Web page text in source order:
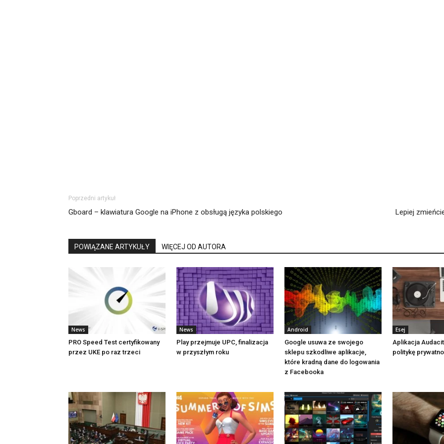
Poprzedni artykuł
Gboard – klawiatura Google na iPhone z obsługą języka polskiego Lepiej
POWIĄZANE ARTYKUŁY WIĘCEJ OD AUTORA
News
PRO Speed Test certyfikowany
przez UKE po raz trzeci
News
Play przejmuje UPC, finalizacja
w przyszłym roku
Android
Google usuwa ze swojego
sklepu szkodliwe aplikacje,
które kradną dane do logowania
z Facebooka
Esej
Aplikacja
politykę